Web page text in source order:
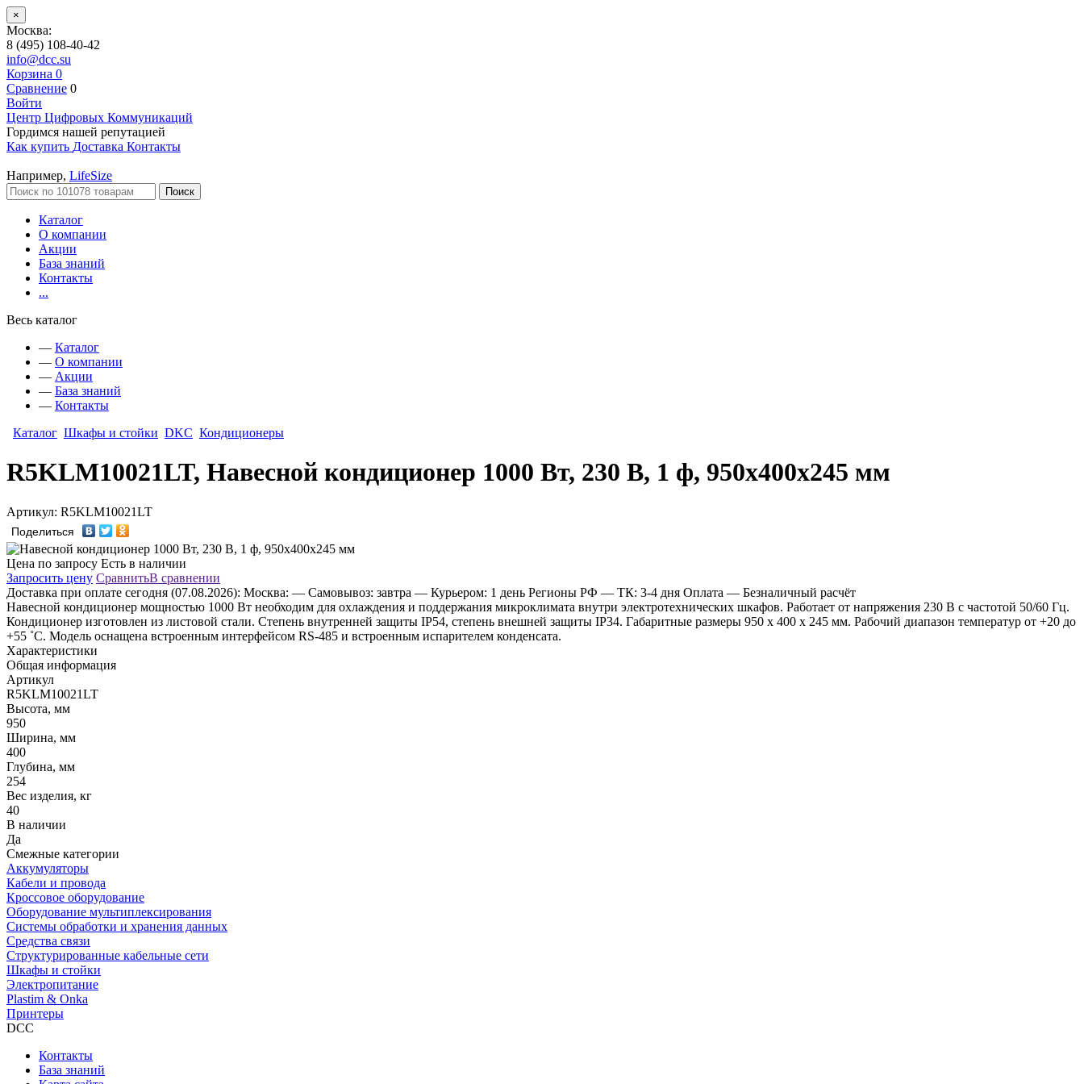
×
Москва:
8 (495) 108-40-42
info@dcc.su
Корзина 0
Сравнение 0
Войти
Центр Цифровых Коммуникаций
Гордимся нашей репутацией
Как купить Доставка Контакты
Например, LifeSize
Поиск
Каталог
О компании
Акции
База знаний
Контакты
...
Весь каталог
— Каталог
— О компании
— Акции
— База знаний
— Контакты
Каталог Шкафы и стойки DKC Кондиционеры
R5KLM10021LT, Навесной кондиционер 1000 Вт, 230 В, 1 ф, 950х400х245 мм
Артикул: R5KLM10021LT
Поделиться
Цена по запросу Есть в наличии
Запросить цену СравнитьВ сравнении
Доставка при оплате сегодня (07.08.2026): Москва: — Самовывоз: завтра — Курьером: 1 день Регионы РФ — ТК: 3-4 дня Оплата — Безналичный расчёт
Навесной кондиционер мощностью 1000 Вт необходим для охлаждения и поддержания микроклимата внутри электротехнических шкафов. Работает от напряжения 230 В с частотой 50/60 Гц.
Кондиционер изготовлен из листовой стали. Степень внутренней защиты IP54, степень внешней защиты IP34. Габаритные размеры 950 х 400 х 245 мм. Рабочий диапазон температур от +20 до
+55 ˚C. Модель оснащена встроенным интерфейсом RS-485 и встроенным испарителем конденсата.
Характеристики
Общая информация
Артикул
R5KLM10021LT
Высота, мм
950
Ширина, мм
400
Глубина, мм
254
Вес изделия, кг
40
В наличии
Да
Смежные категории
Аккумуляторы
Кабели и провода
Кроссовое оборудование
Оборудование мультиплексирования
Системы обработки и хранения данных
Средства связи
Структурированные кабельные сети
Шкафы и стойки
Электропитание
Plastim & Onka
Принтеры
DCC
Контакты
База знаний